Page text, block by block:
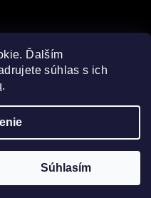
Ďalším
súhlas s ich
.
Súhlasím
cookies